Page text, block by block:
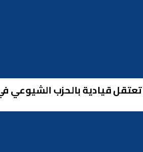
تعتقل قيادية بالحزب